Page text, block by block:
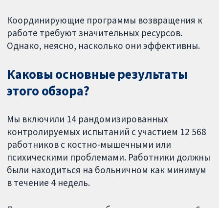
Координирующие программы возвращения к
работе требуют значительных ресурсов.
Однако, неясно, насколько они эффективны.
Каковы основные результаты
этого обзора?
Мы включили 14 рандомизированных
контролируемых испытаний с участием 12 568
работников с костно-мышечными или
психическими проблемами. Работники должны
были находиться на больничном как минимум
в течение 4 недель.